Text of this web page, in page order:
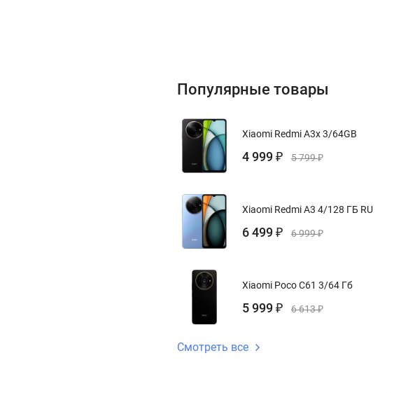
Популярные товары
Xiaomi Redmi A3x 3/64GB
4 999 ₽ 5 799₽
Xiaomi Redmi A3 4/128 ГБ RU
6 499 ₽ 6 999₽
Xiaomi Poco C61 3/64 Гб
5 999 ₽ 6 613₽
Смотреть все